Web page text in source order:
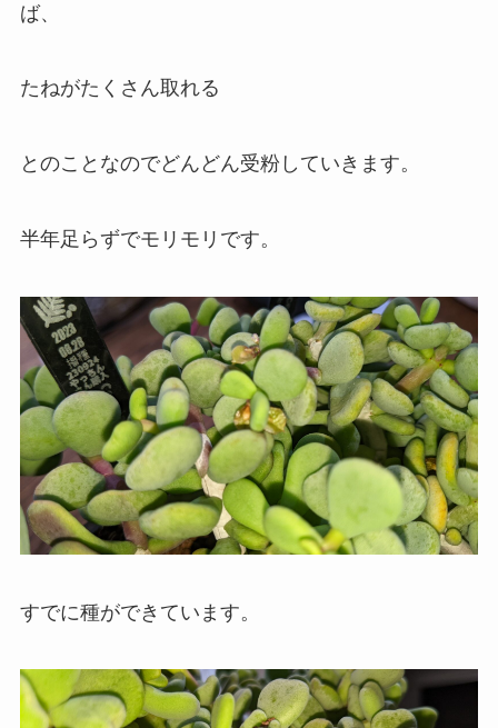
ば、
たねがたくさん取れる
とのことなのでどんどん受粉していきます。
半年足らずでモリモリです。
すでに種ができています。